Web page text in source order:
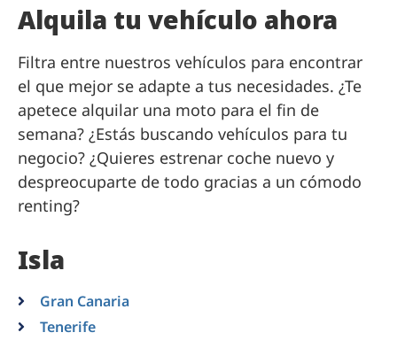
Alquila tu vehículo ahora
Filtra entre nuestros vehículos para encontrar
el que mejor se adapte a tus necesidades. ¿Te
apetece alquilar una moto para el fin de
semana? ¿Estás buscando vehículos para tu
negocio? ¿Quieres estrenar coche nuevo y
despreocuparte de todo gracias a un cómodo
renting?
Isla
Gran Canaria
Tenerife